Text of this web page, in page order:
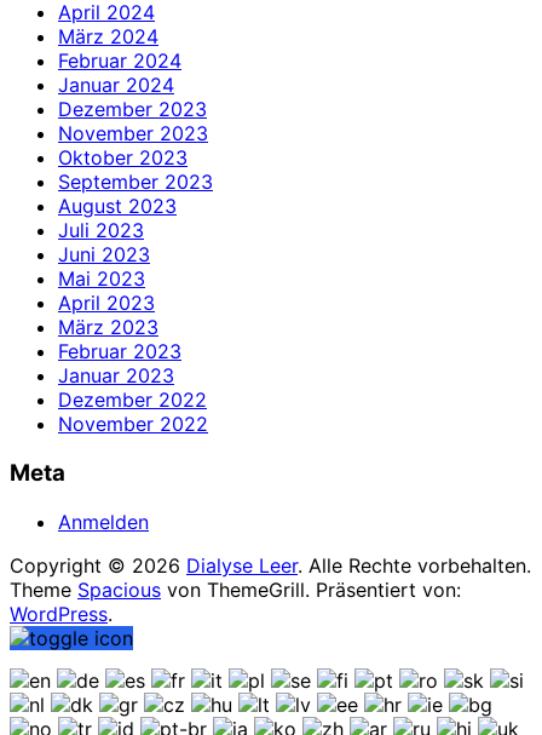
April 2024
März 2024
Februar 2024
Januar 2024
Dezember 2023
November 2023
Oktober 2023
September 2023
August 2023
Juli 2023
Juni 2023
Mai 2023
April 2023
März 2023
Februar 2023
Januar 2023
Dezember 2022
November 2022
Meta
Anmelden
Copyright © 2026 Dialyse Leer. Alle Rechte vorbehalten.
Theme Spacious von ThemeGrill. Präsentiert von:
WordPress.